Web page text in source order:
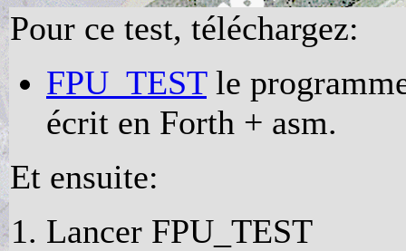
Pour ce test, téléchargez:
FPU_TESTle
écrit en Forth + asm.
Et ensuite:
Lancer FPU_TEST